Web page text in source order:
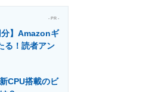
よく分かる
- PR -
分】Amazonギ
る！読者アン
CPU搭載のビ